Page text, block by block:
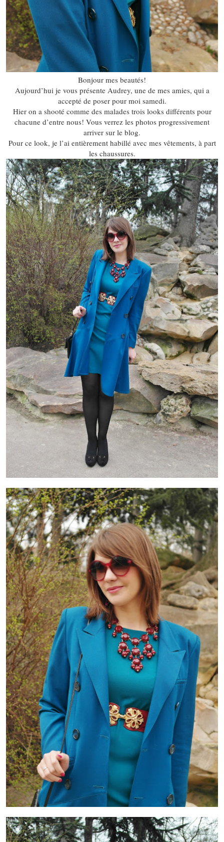
Bonjour mes beautés!
Aujourd’hui je vous présente Audrey, une de mes amies, qui a
accepté de poser pour moi samedi.
Hier on a shooté comme des malades trois looks différents pour
chacune d’entre nous! Vous verrez les photos progressivement
arriver sur le blog.
Pour ce look, je l’ai entièrement habillé avec mes vêtements, à part
les chaussures.